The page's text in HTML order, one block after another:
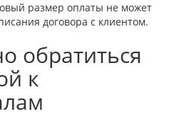
размер оплаты не может
договора с клиентом.
обратиться
к